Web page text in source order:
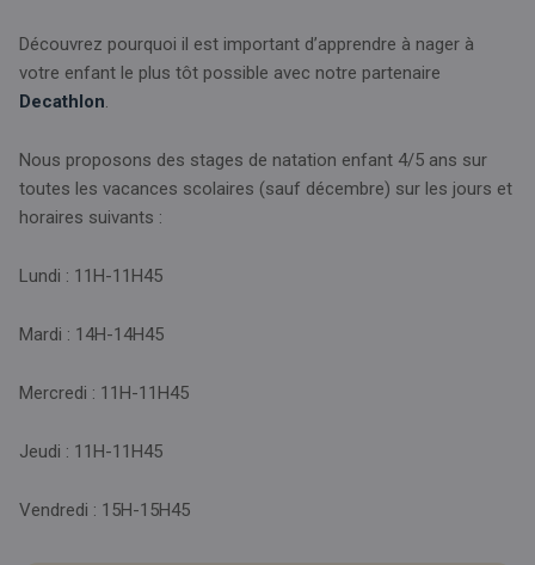
Découvrez pourquoi il est important d’apprendre à nager à
votre enfant le plus tôt possible avec notre partenaire
Decathlon.
Nous proposons des stages de natation enfant 4/5 ans sur
toutes les vacances scolaires (sauf décembre) sur les jours et
horaires suivants :
Lundi : 11H-11H45
Mardi : 14H-14H45
Mercredi : 11H-11H45
Jeudi : 11H-11H45
Vendredi : 15H-15H45